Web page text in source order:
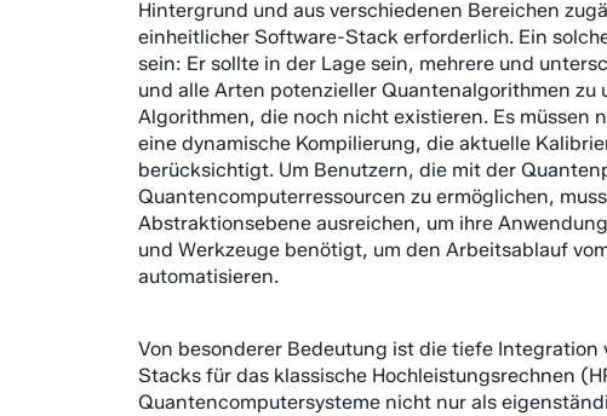
Hintergrund und aus verschiedenen Bereichen
einheitlicher Software-Stack erforderlich. Ein
sein: Er sollte in der Lage sein, mehrere und
und alle Arten potenzieller Quantenalgorithmen
Algorithmen, die noch nicht existieren. Es müssen
eine dynamische Kompilierung, die aktuelle
berücksichtigt. Um Benutzern, die mit der
Quantencomputerressourcen zu ermöglichen,
Abstraktionsebene ausreichen, um ihre
und Werkzeuge benötigt, um den Arbeitsablauf
automatisieren.
Von besonderer Bedeutung ist die tiefe
Stacks für das klassische Hochleistungsrechnen
Quantencomputersysteme nicht nur als